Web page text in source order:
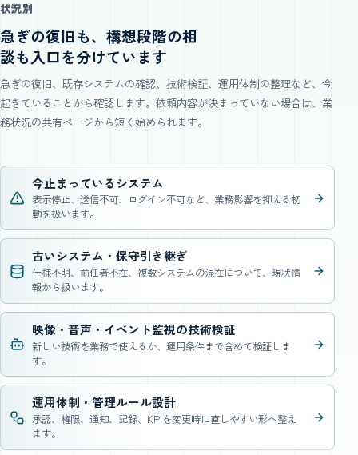
状況別
急ぎの復旧も、構想段階の相
談も入口を分けています
急ぎの復旧、既存システムの確認、技術検証、運用体制の整理など、今
起きていることから確認します。依頼内容が決まっていない場合は、業
務状況の共有ページから短く始められます。
今止まっているシステム
表示停止、送信不可、ログイン不可など、業務影響を抑える初
動を扱います。
古いシステム・保守引き継ぎ
仕様不明、前任者不在、複数システムの混在について、現状情
報から扱います。
映像・音声・イベント監視の技術検証
新しい技術を業務で使えるか、運用条件まで含めて検証しま
す。
運用体制・管理ルール設計
承認、権限、通知、記録、KPIを変更時に直しやすい形へ整え
ます。